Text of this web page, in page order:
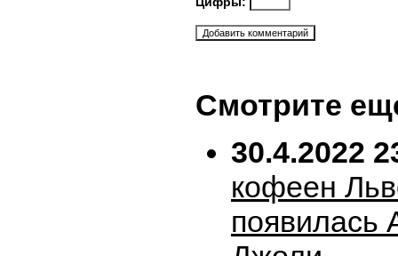
Смотрите
30.4.2022
кофеен
появилась